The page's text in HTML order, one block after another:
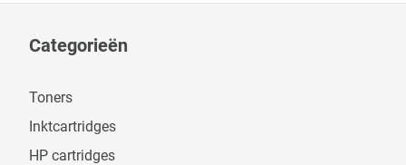
Categorieën
Toners
Inktcartridges
HP cartridges